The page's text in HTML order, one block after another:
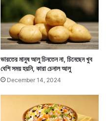
ভারতের মানুষ আলু চিনতেন না, চিনেছেন খুব
বেশি সময় হয়নি, কারা চেনাল আলু
December 14, 2024